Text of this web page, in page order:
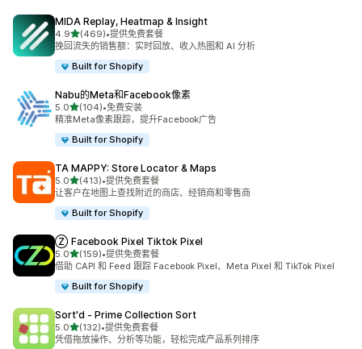
MIDA Replay, Heatmap & Insight
4.9星（满分 5 星）
(469)
总共 469 条评论
•提供免费套餐
挽回流失的销售额：实时回放、收入热图和 AI 分析
Built for Shopify
Nabu的Meta和Facebook像素
5.0星（满分 5 星）
(104)
总共 104 条评论
•免费安装
精准Meta像素跟踪，提升Facebook广告
Built for Shopify
TA MAPPY: Store Locator & Maps
5.0星（满分 5 星）
(413)
总共 413 条评论
•提供免费套餐
让客户在地图上查找附近的商店、经销商和零售商
Built for Shopify
Ⓩ Facebook Pixel Tiktok Pixel
5.0星（满分 5 星）
(159)
总共 159 条评论
•提供免费套餐
借助 CAPI 和 Feed 跟踪 Facebook Pixel、Meta Pixel 和 TikTok Pixel
Built for Shopify
Sort'd ‑ Prime Collection Sort
5.0星（满分 5 星）
(132)
总共 132 条评论
•提供免费套餐
凭借拖放操作、分析等功能，轻松完成产品系列排序